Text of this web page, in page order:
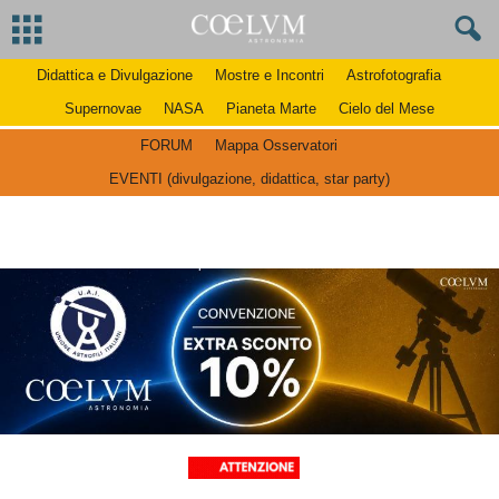
Didattica e Divulgazione Mostre e Incontri
Astrofotografia
Supernovae
NASA Pianeta Marte Cielo del Mese
FORUM
Mappa Osservatori
EVENTI (divulgazione, didattica, star party)